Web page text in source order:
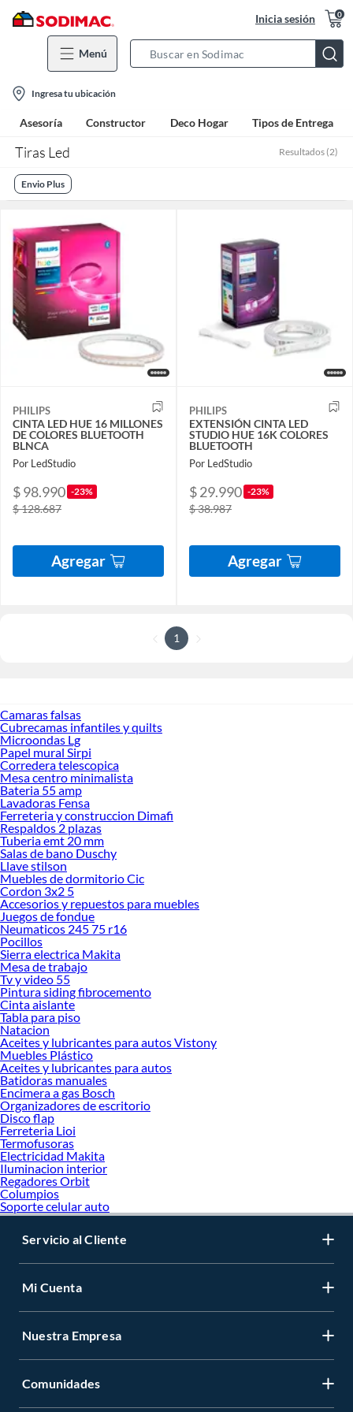
Inicia sesión 0
Menú
Bar
location-
icon
Ingresa tu ubicación
Asesoría Constructor Deco Hogar Tipos de Entrega
Tiras Led Resultados (2)
Envio Plus
PHILIPS
CINTA LED HUE 16 MILLONES
DE COLORES BLUETOOTH
BLNCA
Por LedStudio
$ 98.990 -23%
$ 128.687
Agregar
PHILIPS
EXTENSIÓN CINTA LED
STUDIO HUE 16K COLORES
BLUETOOTH
Por LedStudio
$ 29.990 -23%
$ 38.987
Agregar
1
Camaras falsas
Cubrecamas infantiles y quilts
Microondas Lg
Papel mural Sirpi
Corredera telescopica
Mesa centro minimalista
Bateria 55 amp
Lavadoras Fensa
Ferreteria y construccion Dimafi
Respaldos 2 plazas
Tuberia emt 20 mm
Salas de bano Duschy
Llave stilson
Muebles de dormitorio Cic
Cordon 3x2 5
Accesorios y repuestos para muebles
Juegos de fondue
Neumaticos 245 75 r16
Pocillos
Sierra electrica Makita
Mesa de trabajo
Tv y video 55
Pintura siding fibrocemento
Cinta aislante
Tabla para piso
Natacion
Aceites y lubricantes para autos Vistony
Muebles Plástico
Aceites y lubricantes para autos
Batidoras manuales
Encimera a gas Bosch
Organizadores de escritorio
Disco flap
Ferreteria Lioi
Termofusoras
Electricidad Makita
Iluminacion interior
Regadores Orbit
Columpios
Soporte celular auto
Servicio al Cliente
Mi Cuenta
Nuestra Empresa
Comunidades